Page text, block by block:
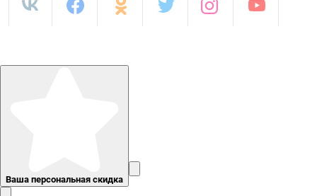
Ваша персональная скидка